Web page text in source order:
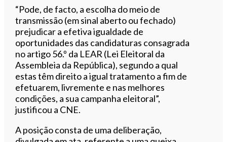
“Pode, de facto, a escolha do meio de
transmissão (em sinal aberto ou fechado)
prejudicar a efetiva igualdade de
oportunidades das candidaturas consagrada
no artigo 56.º da LEAR (Lei Eleitoral da
Assembleia da República), segundo a qual
estas têm direito a igual tratamento a fim de
efetuarem, livremente e nas melhores
condições, a sua campanha eleitoral”,
justificou a CNE.
A posição consta de uma deliberação,